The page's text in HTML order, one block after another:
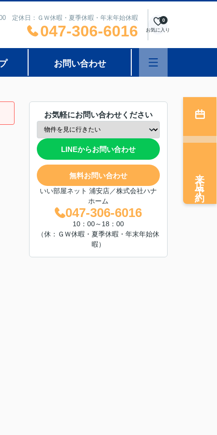
定休日：ＧＷ休暇・夏季休暇・年末年始休暇
047-306-6016 お気に入り
0
お問い合わせ
お気軽にお問い合わせください
LINEからお問い合わせ
無料お問い合わせ
いい部屋ネット 浦安店／株式会社ハナ
ホーム
047-306-6016
10：00～18：00
（休：ＧＷ休暇・夏季休暇・年末年始休
暇）
来店予約